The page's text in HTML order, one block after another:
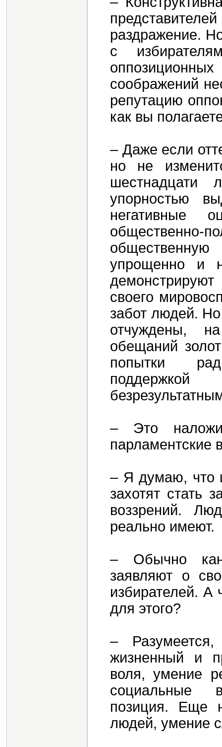
раздражение.
с
соображений
репутацию
как вы
– Даже если
но не
упорностью
негативные
общественно-
упрощенно и
своего
забот людей. Но
отчуждены,
обещаний
попытки
– Это
парламентские
– Я думаю, что
захотят стать
воззрений.
реально имеют.
– Обычно
заявляют о
избирателей.
для этого?
–
жизненный и
воля, умение
социальные
позиция. Еще
людей, умение